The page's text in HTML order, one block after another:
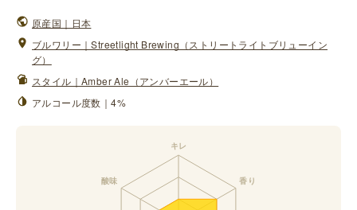
原産国｜日本
ブルワリー｜Streetlight Brewing（ストリートライトブリューイン
グ）
スタイル｜Amber Ale（アンバーエール）
アルコール度数｜4%